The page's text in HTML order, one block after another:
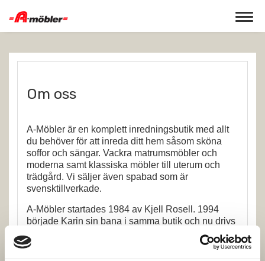
Toggle
Om oss
A-Möbler är en komplett inredningsbutik med allt
du behöver för att inreda ditt hem såsom sköna
soffor och sängar. Vackra matrumsmöbler och
moderna samt klassiska möbler till uterum och
trädgård. Vi säljer även spabad som är
svensktillverkade.
A-Möbler startades 1984 av Kjell Rosell. 1994
började Karin sin bana i samma butik och nu drivs
den av de gemensamma barnen Oliver och
Charlotte.